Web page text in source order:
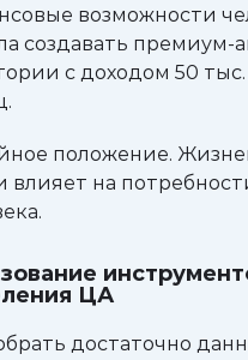
возможности
создавать премиум-
с доходом 50
положение.
влияет на
ЦА
достаточно